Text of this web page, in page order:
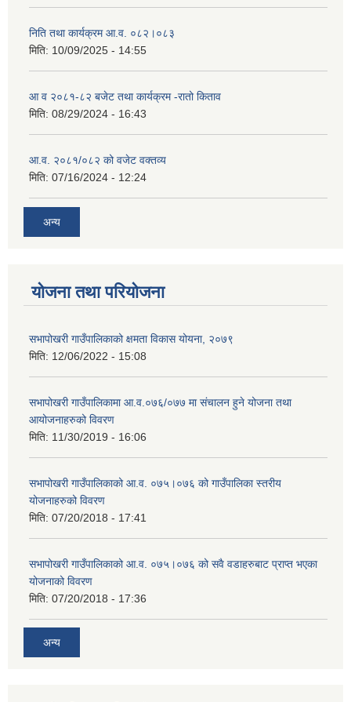
निति तथा कार्यक्रम आ.व. ०८२।०८३
मिति: 10/09/2025 - 14:55
आ व २०८१-८२ बजेट तथा कार्यक्रम -रातो किताव
मिति: 08/29/2024 - 16:43
आ.व. २०८१/०८२ को वजेट वक्तव्य
मिति: 07/16/2024 - 12:24
अन्य
योजना तथा परियोजना
सभापोखरी गाउँपालिकाको क्षमता विकास योयना, २०७९
मिति: 12/06/2022 - 15:08
सभापोखरी गाउँपालिकामा आ.व.०७६/०७७ मा संचालन हुने योजना तथा
आयोजनाहरुको विवरण
मिति: 11/30/2019 - 16:06
सभापोखरी गाउँपालिकाको आ.व. ०७५।०७६ को गाउँपालिका स्तरीय
योजनाहरुको विवरण
मिति: 07/20/2018 - 17:41
सभापोखरी गाउँपालिकाको आ.व. ०७५।०७६ को सवै वडाहरुबाट प्राप्त भएका
योजनाको विवरण
मिति: 07/20/2018 - 17:36
अन्य